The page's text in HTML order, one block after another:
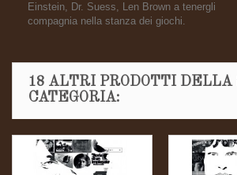
Einstein, Dr. Suess, Len Brown a tenergli
compagnia nella stanza dei giochi.
18 ALTRI PRODOTTI DELLA
CATEGORIA: